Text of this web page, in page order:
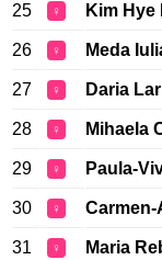
25 ♀ Kim Hye
26 ♀ Meda
27 ♀ Daria
28 ♀ Mihaela
29 ♀ Paula-
30 ♀ Carmen-
31 ♀ Maria